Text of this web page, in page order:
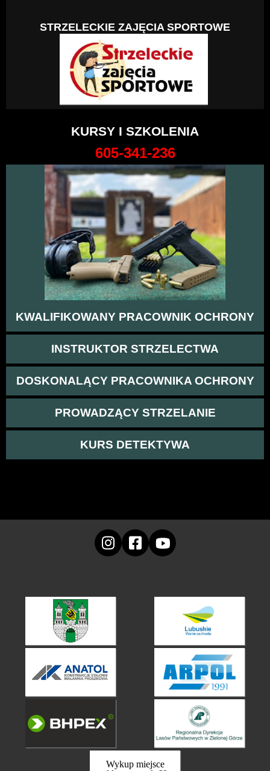
STRZELECKIE ZAJĘCIA SPORTOWE
KURSY I SZKOLENIA
605-341-236
KWALIFIKOWANY PRACOWNIK OCHRONY
INSTRUKTOR STRZELECTWA
DOSKONALĄCY PRACOWNIKA OCHRONY
PROWADZĄCY STRZELANIE
KURS DETEKTYWA
Wykup miejsce